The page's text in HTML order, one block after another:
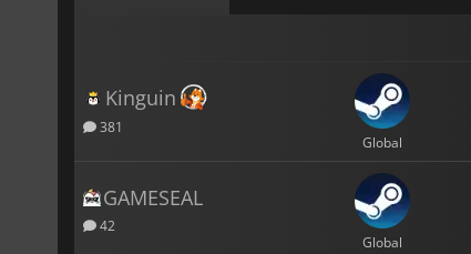
Kinguin
381
Global
GAMESEAL
42
Global